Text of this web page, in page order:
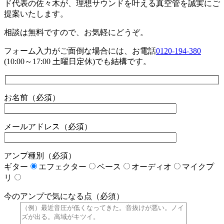
ド代表の佐々木が、理想サウンドを叶える真空管を誠実にご
提案いたします。
相談は無料ですので、お気軽にどうぞ。
フォーム入力がご面倒な場合には、お電話0120-194-380
(10:00～17:00 土曜日定休)でも結構です。
お名前（必須）
メールアドレス（必須）
アンプ種別（必須）
ギター
エフェクター ベース オーディオ
マイクプ
リ
今のアンプで気になる点（必須）